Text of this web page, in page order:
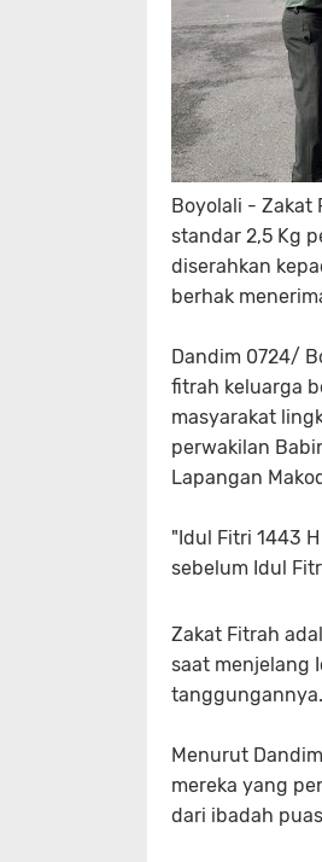
Boyolali - Zakat
standar 2,5 Kg
diserahkan
berhak
Dandim 0724/
fitrah keluarga
masyarakat
perwakilan
Lapangan
"Idul Fitri 1443
sebelum Idul
Zakat Fitrah
saat menjelang
tanggungannya.
Menurut
mereka yang
dari ibadah